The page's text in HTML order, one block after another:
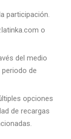
participación.
o
del medio
de
opciones
de recargas